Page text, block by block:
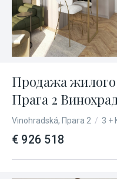
Продажа жилого
Прага 2
Vinohradská, Прага 2 / 3 +
€ 926 518